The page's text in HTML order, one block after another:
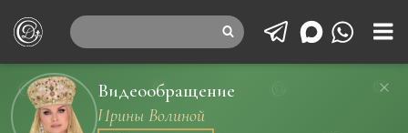
Видеообращение
Ирины Волиной